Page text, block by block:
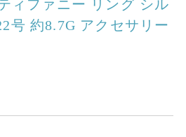
ィファニー リング シル
号 約8.7G アクセサリー